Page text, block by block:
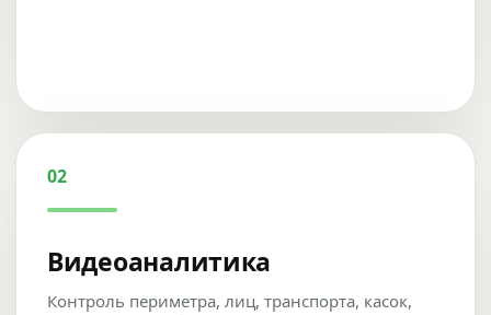
02
Видеоаналитика
Контроль периметра, лиц, транспорта, касок,